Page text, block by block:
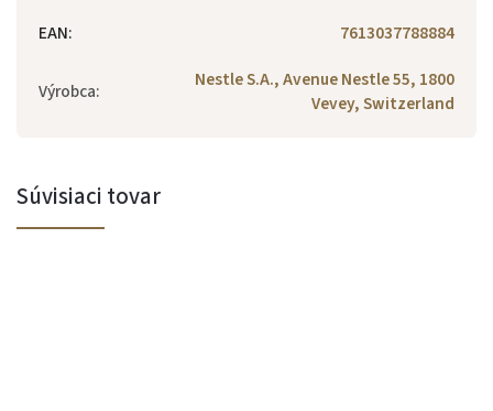
EAN: 7613037788884
Výrobca:
Nestle S.A., Avenue Nestle 55, 1800
Vevey, Switzerland
Súvisiaci tovar